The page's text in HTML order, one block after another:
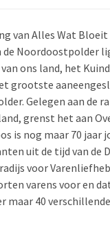
van Alles Wat Bloeit
de Noordoostpolder
ons land, het
grootste
Gelegen aan de
grenst het aan
is nog maar 70 jaar
uit de tijd van de
voor
varens voor en
maar 40